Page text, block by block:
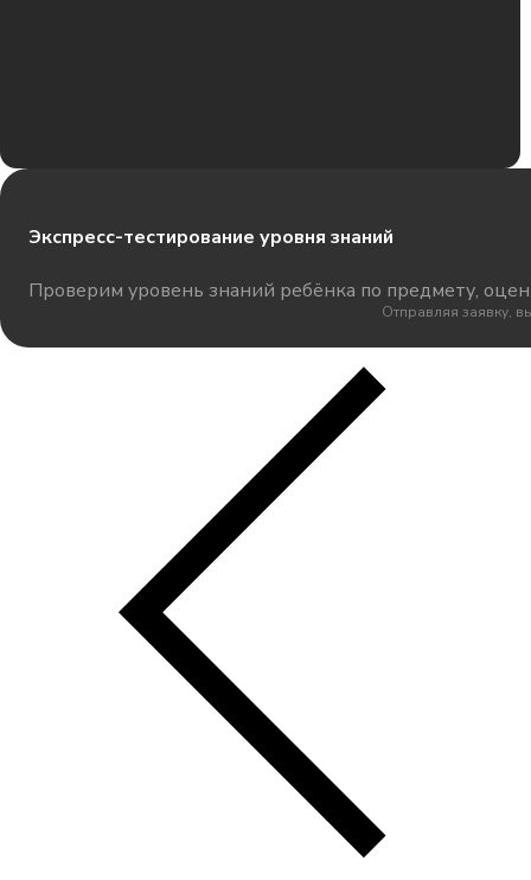
Экспресс-тестирование уровня знаний
Проверим уровень знаний ребёнка по предмету,
Отправляя заявку,